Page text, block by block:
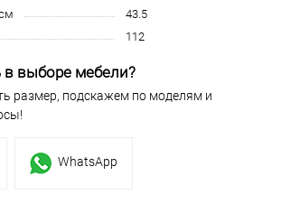
43.5
112
в выборе мебели?
размер, подскажем по моделям и
WhatsApp